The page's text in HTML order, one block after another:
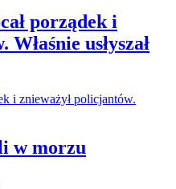
porządek i
usłyszał
w morzu